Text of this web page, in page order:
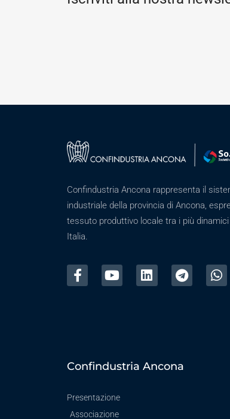
Confindustria Ancona rappresenta il
industriale della provincia di Ancona,
tessuto produttivo locale tra i più
Italia.
Confindustria Ancona
Presentazione
Associazione